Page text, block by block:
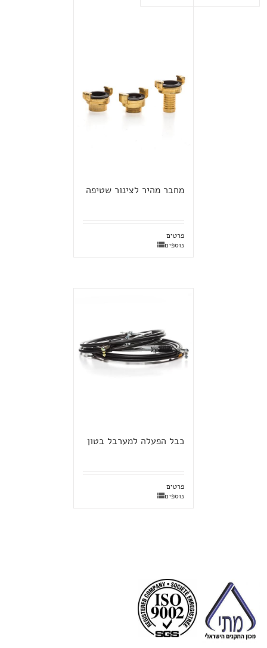
מחבר מהיר לצינור שטיפה
פרטים
נוספים
כבל הפעלה למערבל בטון
פרטים
נוספים